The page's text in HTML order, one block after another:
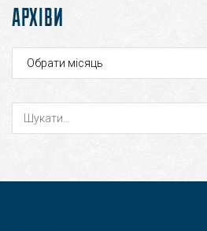
АРХІВИ
Архіви